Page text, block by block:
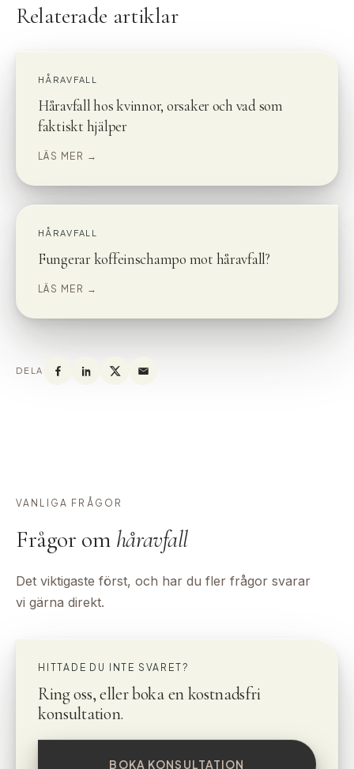
Relaterade artiklar
HÅRAVFALL
Håravfall hos kvinnor, orsaker och vad som
faktiskt hjälper
LÄS MER →
HÅRAVFALL
Fungerar koffeinschampo mot håravfall?
LÄS MER →
DELA
VANLIGA FRÅGOR
Frågor om håravfall
Det viktigaste först, och har du fler frågor svarar
vi gärna direkt.
HITTADE DU INTE SVARET?
Ring oss, eller boka en kostnadsfri
konsultation.
BOKA KONSULTATION